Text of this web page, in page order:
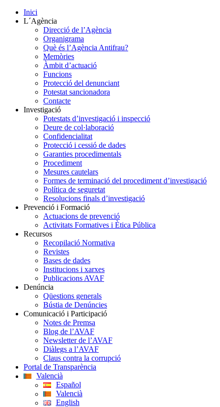
Inici
L´Agència
Direcció de l’Agència
Organigrama
Què és l’Agència Antifrau?
Memòries
Àmbit d’actuació
Funcions
Protecció del denunciant
Potestat sancionadora
Contacte
Investigació
Potestats d’investigació i inspecció
Deure de col·laboració
Confidencialitat
Protecció i cessió de dades
Garanties procedimentals
Procediment
Mesures cautelars
Formes de terminació del procediment d’investigació
Política de seguretat
Resolucions finals d’investigació
Prevenció i Formació
Actuacions de prevenció
Activitats Formatives i Ètica Pública
Recursos
Recopilació Normativa
Revistes
Bases de dades
Institucions i xarxes
Publicacions AVAF
Denúncia
Qüestions generals
Bústia de Denúncies
Comunicació i Participació
Notes de Premsa
Blog de l’AVAF
Newsletter de l’AVAF
Diàlegs a l’AVAF
Claus contra la corrupció
Portal de Transparència
Valencià
Español
Valencià
English